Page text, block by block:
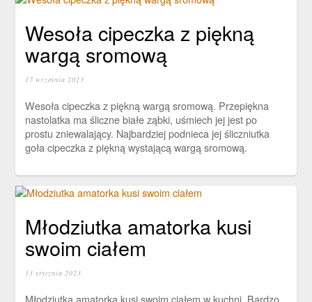
Wesoła cipeczka z piękną
wargą sromową
17 września 2023
Wesoła cipeczka z piękną wargą sromową. Przepiękna
nastolatka ma śliczne białe ząbki, uśmiech jej jest po
prostu zniewalający. Najbardziej podnieca jej śliczniutka
goła cipeczka z piękną wystającą wargą sromową.
Młodziutka amatorka kusi
swoim ciałem
13 stycznia 2023
Młodziutka amatorka kusi swoim ciałem w kuchni. Bardzo